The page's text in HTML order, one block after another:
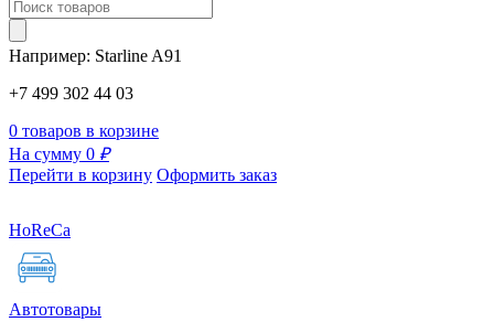
Например: Starline A91
+7 499 302 44 03
0 товаров в корзине
На сумму 0 ₽
Перейти в корзину Оформить заказ
HoReCa
Автотовары